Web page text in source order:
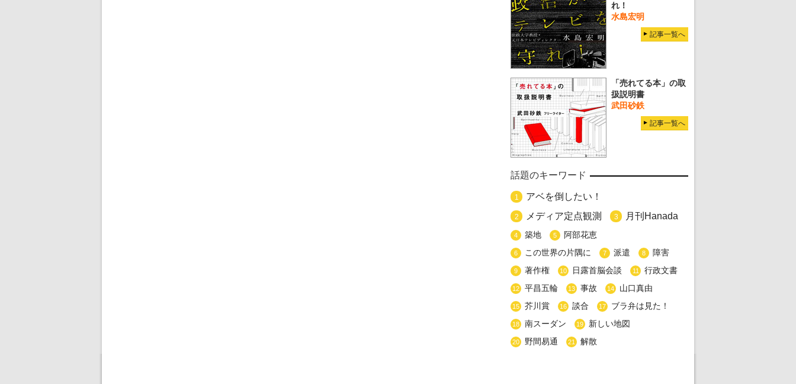
れ！
水島宏明
記事一覧へ
「売れてる本」の取
扱説明書
武田砂鉄
記事一覧へ
話題のキーワード
1 アベを倒したい！
2 メディア定点観測 3 月刊Hanada
4 築地 5 阿部花恵
6 この世界の片隅に 7 派遣 8 障害
9 著作権 10 日露首脳会談 11 行政文書
12 平昌五輪 13 事故 14 山口真由
15 芥川賞 16 談合 17 ブラ弁は見た！
18 南スーダン 19 新しい地図
20 野間易通 21 解散